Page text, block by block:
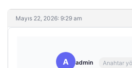
Mayıs 22, 2026: 9:29 am
A admin Anahtar